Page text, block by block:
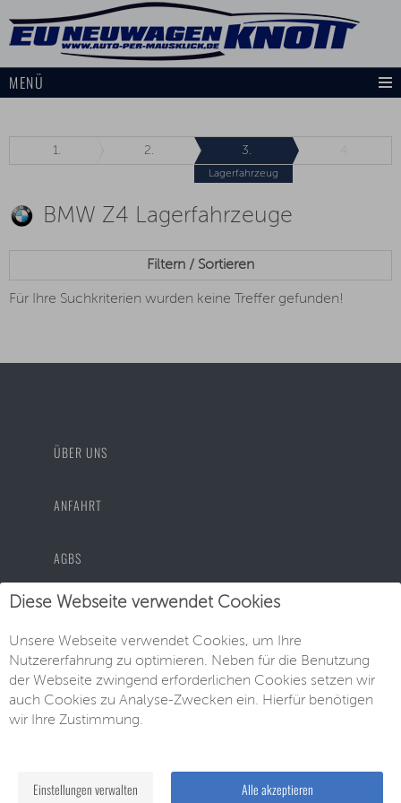
MENÜ
1. 2. 3.
Lagerfahrzeug
BMW Z4 Lagerfahrzeuge
Filtern / Sortieren
Für Ihre Suchkriterien wurden keine Treffer gefunden!
ÜBER UNS
ANFAHRT
AGBS
DATENSCHUTZ
IMPRESSUM
© EU-Neuwagen Knott GmbH
Diese Webseite verwendet Cookies
Unsere Webseite verwendet Cookies, um Ihre
Nutzererfahrung zu optimieren. Neben für die Benutzung
der Webseite zwingend erforderlichen Cookies setzen wir
auch Cookies zu Analyse-Zwecken ein. Hierfür benötigen
wir Ihre Zustimmung.
Alle akzeptieren
Einstellungen verwalten